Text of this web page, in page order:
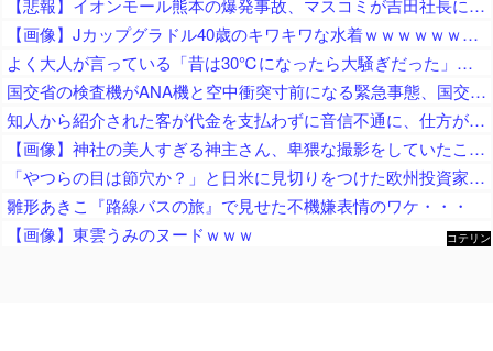
【悲報】イオンモール熊本の爆発事故、マスコミが吉田社長にイオンのせいでガス漏れたと言わんばかりのガン詰め記者会見がネットで話題に → ………
【画像】Jカップグラドル40歳のキワキワな水着ｗｗｗｗｗｗｗｗｗｗｗｗｗｗｗｗｗｗｗｗｗｗｗｗ
よく大人が言っている「昔は30℃になったら大騒ぎだった」、過去の統計データから真実かどうか検証した結果……
国交省の検査機がANA機と空中衝突寸前になる緊急事態、国交省側は己の非を頑として認めず……
知人から紹介された客が代金を支払わずに音信不通に、仕方がないので客の自宅まで行ってみると……
【画像】神社の美人すぎる神主さん、卑猥な撮影をしていたことが判明ｗｗｗｗｗｗｗｗ
「やつらの目は節穴か？」と日米に見切りをつけた欧州投資家の選択に衝撃を受ける人が続出、日英米の資産を処分して代わりに選んだのは……
雛形あきこ『路線バスの旅』で見せた不機嫌表情のワケ・・・
【画像】東雲うみのヌードｗｗｗ
コテリン